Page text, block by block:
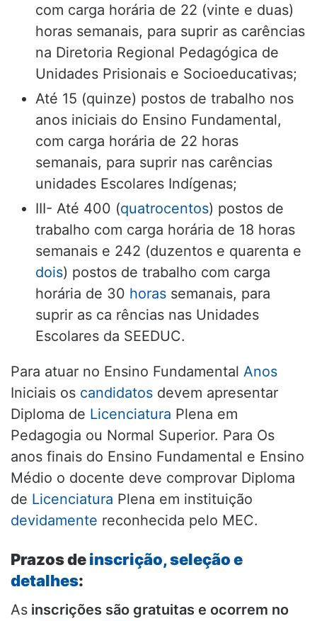
com carga horária de 22 (vinte e duas)
horas semanais, para suprir as carências
na Diretoria Regional Pedagógica de
Unidades Prisionais e Socioeducativas;
Até 15 (quinze) postos de trabalho nos
anos iniciais do Ensino Fundamental,
com carga horária de 22 horas
semanais, para suprir nas carências
unidades Escolares Indígenas;
III- Até 400 (quatrocentos) postos de
trabalho com carga horária de 18 horas
semanais e 242 (duzentos e quarenta e
dois) postos de trabalho com carga
horária de 30 horas semanais, para
suprir as ca rências nas Unidades
Escolares da SEEDUC.
Para atuar no Ensino Fundamental Anos
Iniciais os candidatos devem apresentar
Diploma de Licenciatura Plena em
Pedagogia ou Normal Superior. Para Os
anos finais do Ensino Fundamental e Ensino
Médio o docente deve comprovar Diploma
de Licenciatura Plena em instituição
devidamente reconhecida pelo MEC.
Prazos deinscrição, seleção e
detalhes:
As inscrições são gratuitas e ocorrem no